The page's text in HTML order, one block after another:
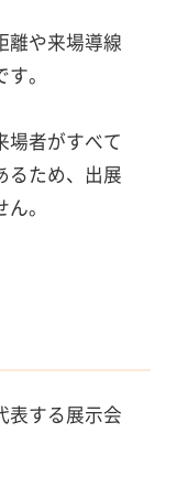
離や来場導線
。
場者がすべて
るため、出展
。
表する展示会